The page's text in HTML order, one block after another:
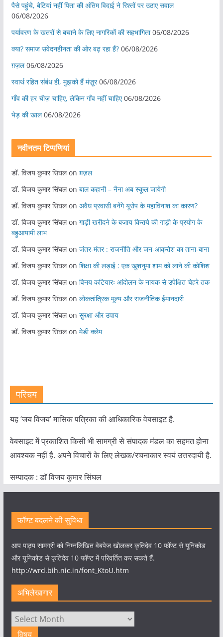
पैसे पहुंचे, बेटियां नहीं पिता की अंतिम विदाई ने रिश्तों पर उठाए सवाल
06/08/2026
पर्यावरण के खतरों से बचाने के लिए नागरिकों की सहभागिता 06/08/2026
क्या? समाज संवेदनहीनता की ओर बढ़ रहा हैं? 06/08/2026
ग़ज़ल 06/08/2026
स्वार्थ रहित संबंध ही, मुझको हैं मंज़ूर 06/08/2026
गाँव की हर चीज़ चाहिए, लेकिन गाँव नहीं चाहिए 06/08/2026
भेड़ की खाल 06/08/2026
नवीनतम टिप्पणियां
डॉ. विजय कुमार सिंघलon ग़ज़ल
डॉ. विजय कुमार सिंघलon बाल कहानी – नैना अब स्कूल जायेगी
डॉ. विजय कुमार सिंघलon अवैध प्रवासी बनेंगे यूरोप के महाविनाश का कारण?
डॉ. विजय कुमार सिंघलon गाड़ी खरीदने के बजाय किराये की गाड़ी के प्रयोग के
बहुआयामी लाभ
डॉ. विजय कुमार सिंघलon जंतर-मंतर : राजनीति और जन-आक्रोश का ताना-बाना
डॉ. विजय कुमार सिंघलon शिक्षा की लड़ाई : एक खुशनुमा शाम को लाने की कोशिश
डॉ. विजय कुमार सिंघलon विनय कटियारः आंदोलन के नायक से उपेक्षित चेहरे तक
डॉ. विजय कुमार सिंघलon लोकतांत्रिक मूल्य और राजनीतिक ईमानदारी
डॉ. विजय कुमार सिंघलon सुरक्षा और उपाय
डॉ. विजय कुमार सिंघलon मेडी क्लेम
परिचय
यह ‘जय विजय’ मासिक पत्रिका की आधिकारिक वेबसाइट है.
वेबसाइट में प्रकाशित किसी भी सामग्री से संपादक मंडल का सहमत होना
आवश्यक नहीं है. अपने विचारों के लिए लेखक/रचनाकार स्वयं उत्तरदायी है.
सम्पादक : डाॅ विजय कुमार सिंघल
फॉण्ट बदलने की सुविधा
आप पाठ्य सामग्री को निम्नलिखित वेबपेज खोलकर कृतिदेव 10 फॉण्ट से यूनिकोड
और यूनिकोड से कृतिदेव 10 फॉण्ट में परिवर्तित कर सकते हैं.
http://wrd.bih.nic.in/font_KtoU.htm
अभिलेखागार
अभिलेखागार
विषय